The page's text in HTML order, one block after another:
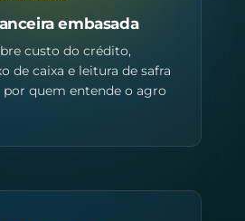
embasada
custo do crédito,
de caixa e leitura de safra
quem entende o agro